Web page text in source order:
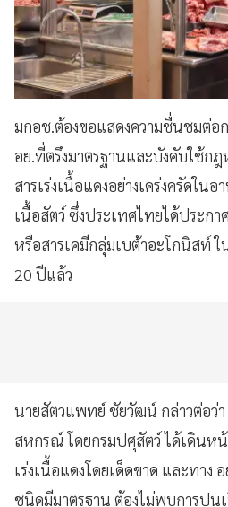
มกอช.ต้องขอแสดงความชื่นชมต่อ
อย.ที่ตรึงมาตรฐานและบังคับใช้ก
สารเร่งเนื้อแดงอย่างเคร่งครัดใ
เนื้อสัตว์ ซึ่งประเทศไทยได้ประกา
หรือสารเคมีกลุ่มเบต้าอะโกนิสท์ ใ
20 ปีแล้ว
นายสัตวแพทย์ ชัยวัฒน์ กล่าวต่อว่า
สหกรณ์ โดยกรมปศุสัตว์ ได้เดินหน้
เร่งเนื้อแดงโดยเด็ดขาด และทาง
ชนิดมีมาตรฐาน ต้องไม่พบการปน